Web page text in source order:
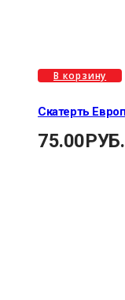
В корзину
Скатерть
75.00РУБ.